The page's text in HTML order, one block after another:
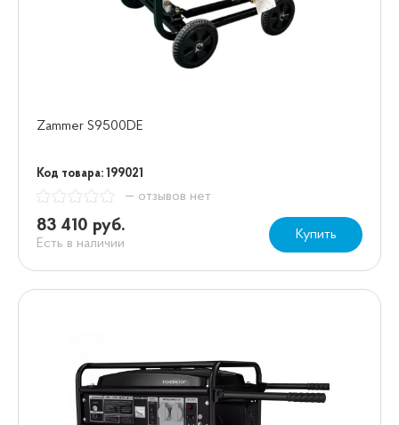
Zammer S9500DE
Код товара: 199021
— отзывов нет
83 410 руб.
Есть в наличии
Купить